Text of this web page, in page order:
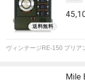
ヴィンテージRE-150 プリア
Mile